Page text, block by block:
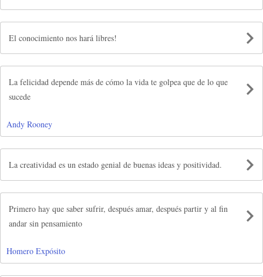
El conocimiento nos hará libres!
La felicidad depende más de cómo la vida te golpea que de lo que
sucede
Andy Rooney
La creatividad es un estado genial de buenas ideas y positividad.
Primero hay que saber sufrir, después amar, después partir y al fin
andar sin pensamiento
Homero Expósito